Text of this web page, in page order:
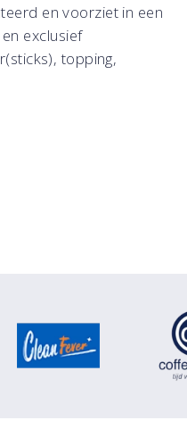
en voorziet in een
exclusief
topping,